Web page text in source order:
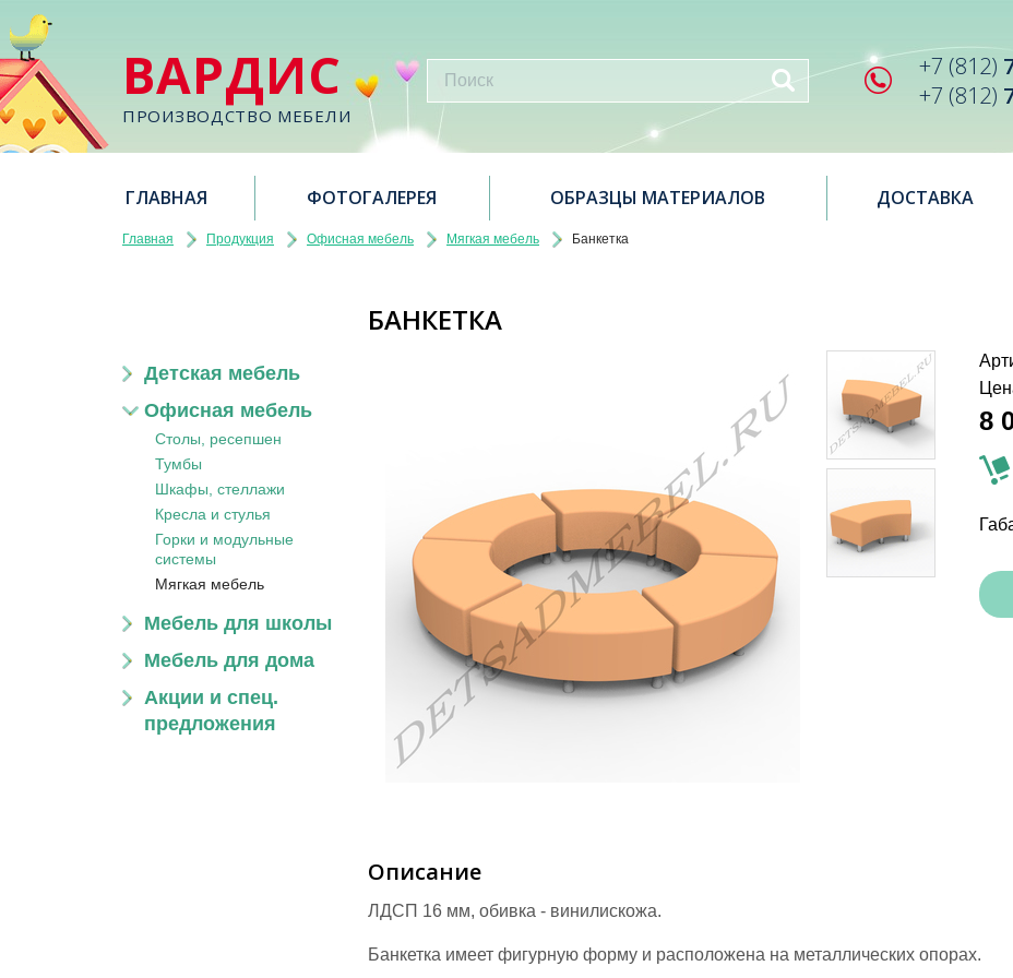
+7 (812)
+7 (812)
ВАРДИС
ПРОИЗВОДСТВО МЕБЕЛИ
ГЛАВНАЯ ФОТОГАЛЕРЕЯ ОБРАЗЦЫ МАТЕРИАЛОВ ДОСТАВКА
Главная Продукция Офисная мебель Мягкая мебель Банкетка
Детская мебель
Офисная мебель
Столы, ресепшен
Тумбы
Шкафы, стеллажи
Кресла и стулья
Горки и модульные
системы
Мягкая мебель
Мебель для школы
Мебель для дома
Акции и спец.
предложения
БАНКЕТКА
8
Описание
ЛДСП 16 мм, обивка - винилискожа.
Банкетка имеет фигурную форму и расположена на металлических опорах.